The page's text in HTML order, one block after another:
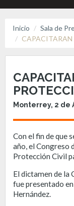
Inicio
Sala de
CAPACITARAN
Monterrey, 2 de
Con el fin de que
año, el Congreso
Protección Civil
El dictamen de la
fue presentado
Hernández.